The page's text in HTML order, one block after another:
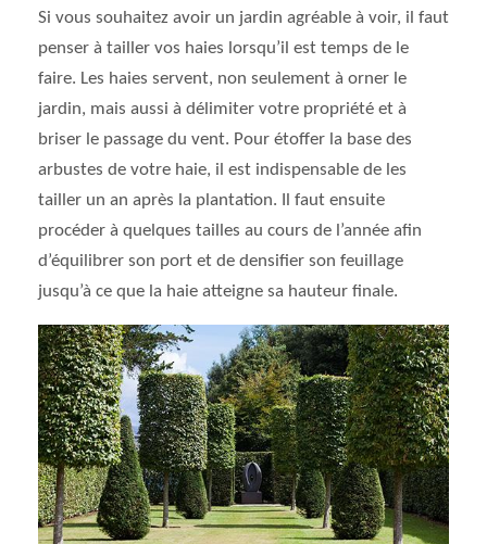
Si vous souhaitez avoir un jardin agréable à voir, il faut
penser à tailler vos haies lorsqu’il est temps de le
faire. Les haies servent, non seulement à orner le
jardin, mais aussi à délimiter votre propriété et à
briser le passage du vent. Pour étoffer la base des
arbustes de votre haie, il est indispensable de les
tailler un an après la plantation. Il faut ensuite
procéder à quelques tailles au cours de l’année afin
d’équilibrer son port et de densifier son feuillage
jusqu’à ce que la haie atteigne sa hauteur finale.